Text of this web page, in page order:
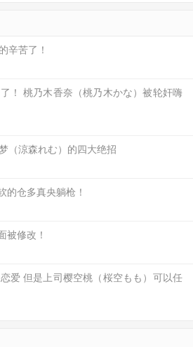
辛苦了！
！ 桃乃木香奈（桃乃木かな）被轮奸嗨
（涼森れむ）的四大绝招
的仓多真央躺枪！
被修改！
爱 但是上司樱空桃（桜空もも）可以任